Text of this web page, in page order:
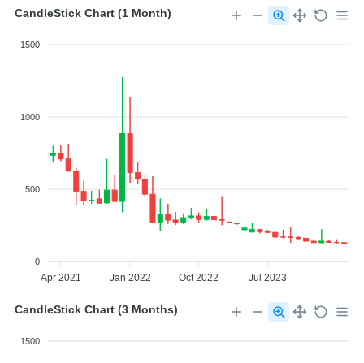
CandleStick Chart (1 Month)
1500
1000
500
0
Apr 2021 Jan 2022 Oct 2022 Jul 2023
CandleStick Chart (3 Months)
1500